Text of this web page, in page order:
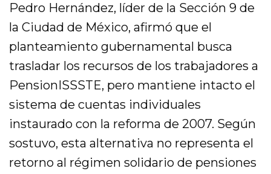
Pedro Hernández, líder de la Sección 9 de
la Ciudad de México, afirmó que el
planteamiento gubernamental busca
trasladar los recursos de los trabajadores a
PensionISSSTE, pero mantiene intacto el
sistema de cuentas individuales
instaurado con la reforma de 2007. Según
sostuvo, esta alternativa no representa el
retorno al régimen solidario de pensiones